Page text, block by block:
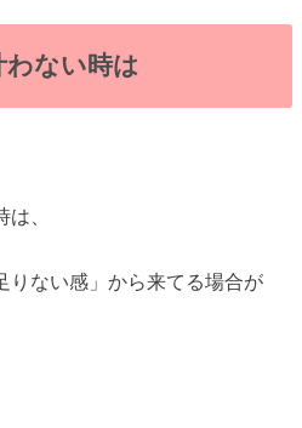
ない時は
、
りない感」から来てる場合が